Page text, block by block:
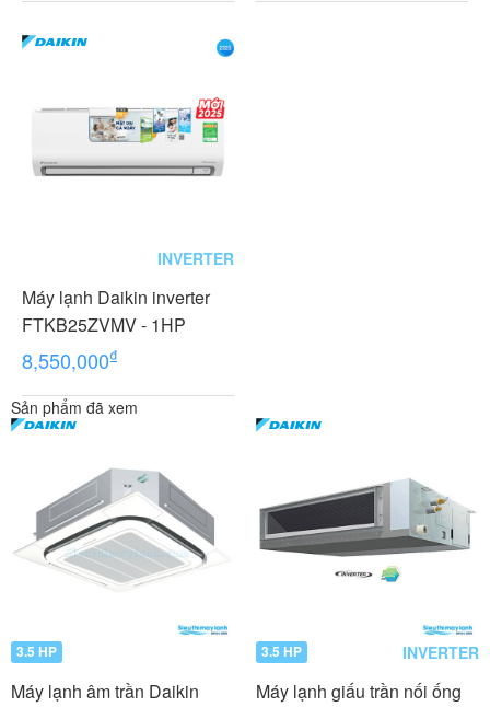
INVERTER
Máy lạnh Daikin inverter
FTKB25ZVMV - 1HP
8,550,000₫
Sản phẩm đã xem
3.5 HP
Máy lạnh âm trần Daikin
3.5 HP INVERTER
Máy lạnh giấu trần nối ống